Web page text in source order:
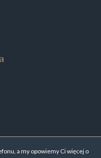
a my opowiemy Ci więcej o